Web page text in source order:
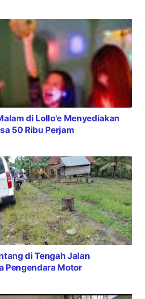
di Lollo'e Menyediakan
50 Ribu Perjam
di Tengah Jalan
Pengendara Motor